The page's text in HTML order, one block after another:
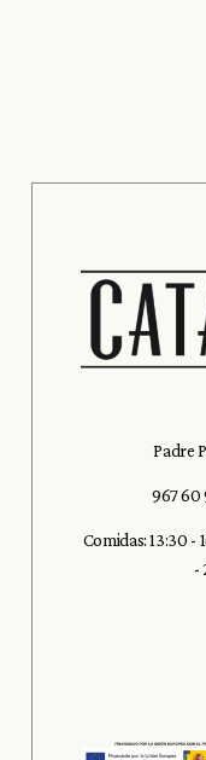
Padre
967 60
Comidas: 13:30 -
-